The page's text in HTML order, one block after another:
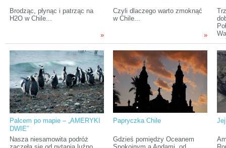
Brodząc, płynąc i patrząc na
H2O w Chile...
»
Czyli dlaczego warto zmoknąć
w Chile...
»
od
Palcem po mapie – „AMERYKI
DWIE”
Nasza niesamowita podróż
Papryczka Chile
Gdzieś pomiędzy Oceanem